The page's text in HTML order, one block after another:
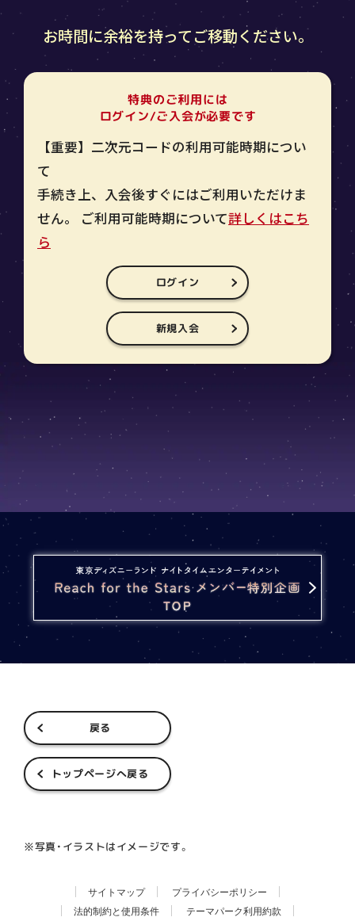
お時間に余裕を持ってご移動ください。
特典のご利用には
ログイン/ご入会が必要です
【重要】二次元コードの利用可能時期につい
て
手続き上、入会後すぐにはご利用いただけま
せん。 ご利用可能時期について詳しくはこち
ら
ログイン
新規入会
戻る
トップページへ戻る
※写真・イラストはイメージです。
サイトマップ
プライバシーポリシー
法的制約と使用条件
テーマパーク利用約款